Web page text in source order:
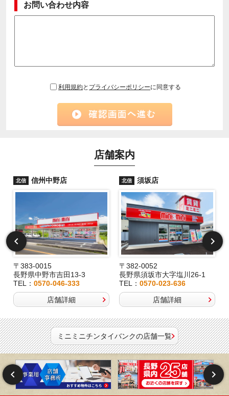
お問い合わせ内容
利用規約と プライバシーポリシーに同意する
店舗案内
北信 信州中野店
〒383-0015
長野県中野市吉田13-3
TEL： 0570-046-333
店舗詳細
北信 須坂店
〒382-0052
長野県須坂市大字塩川26-1
TEL：0570-023-636
店舗詳細
ミニミニチンタイバンクの店舗一覧